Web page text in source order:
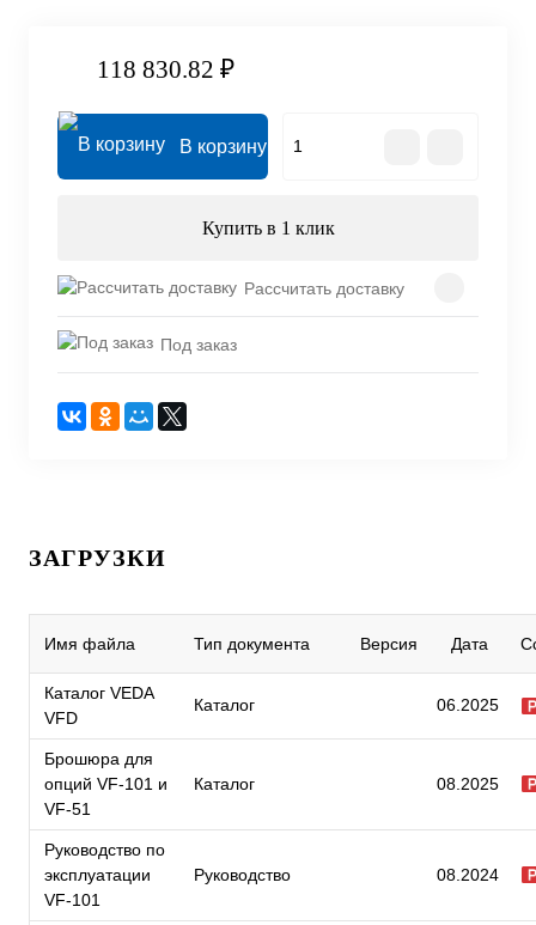
118 830.82 ₽
В корзину
Купить в 1 клик
Рассчитать доставку
Под заказ
ЗАГРУЗКИ
Имя файла Тип документа Версия Дата
Каталог VEDA
VFD
Каталог 06.2025
Брошюра для
опций VF-101 и
VF-51
Каталог 08.2025
Руководство по
эксплуатации
VF-101
Руководство 08.2024